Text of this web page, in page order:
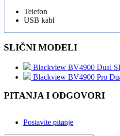
Telefon
USB kabl
SLIČNI MODELI
Blackview BV4900 Dual
Blackview BV4900 Pro
PITANJA I ODGOVORI
Postavite pitanje